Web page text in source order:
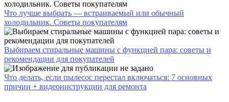
Что лучше выбрать — встраиваемый или обычный
холодильник. Советы покупателям
Выбираем стиральные машины с функцией пара: советы и
рекомендации для покупателей
Что делать, если пылесос перестал включаться: 7 основных
причин + видеоинструкции для ремонта